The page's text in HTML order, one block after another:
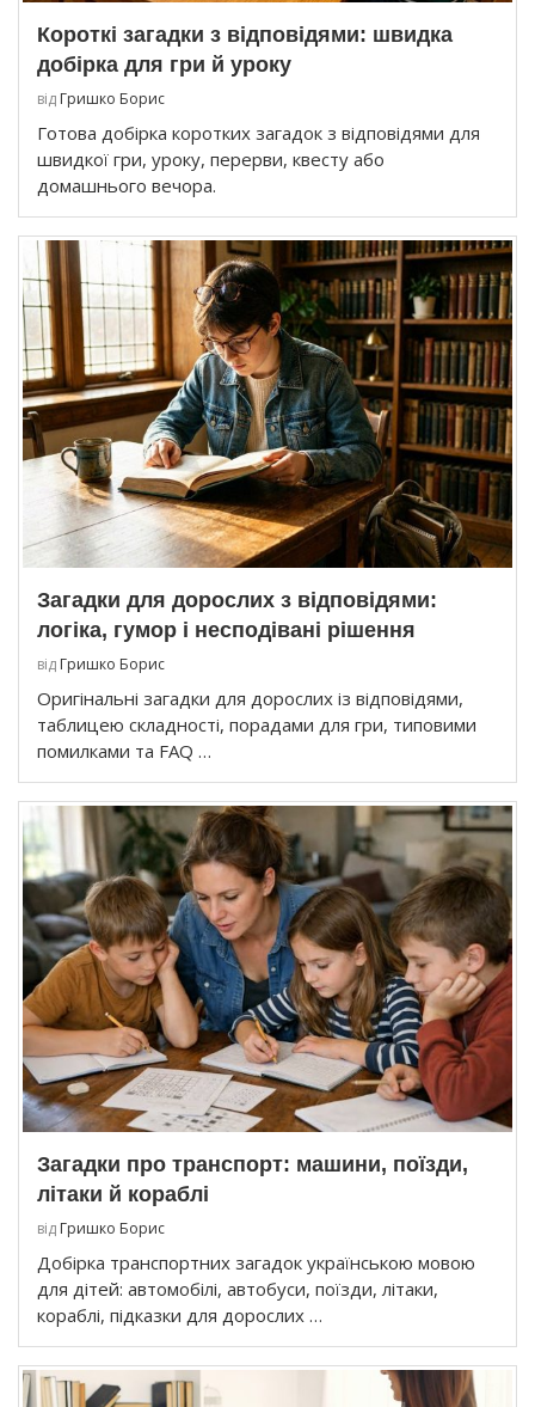
Короткі загадки з відповідями: швидка
добірка для гри й уроку
від Гришко Борис
Готова добірка коротких загадок з відповідями для
швидкої гри, уроку, перерви, квесту або
домашнього вечора.
Загадки для дорослих з відповідями:
логіка, гумор і несподівані рішення
від Гришко Борис
Оригінальні загадки для дорослих із відповідями,
таблицею складності, порадами для гри, типовими
помилками та FAQ …
Загадки про транспорт: машини, поїзди,
літаки й кораблі
від Гришко Борис
Добірка транспортних загадок українською мовою
для дітей: автомобілі, автобуси, поїзди, літаки,
кораблі, підказки для дорослих …